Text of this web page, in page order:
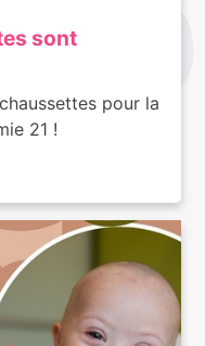
sont
pour la
21 !